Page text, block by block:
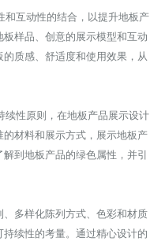
互动性的结合，以提升地板产
样品、创意的展示模型和互动
质感、舒适度和使用效果，从
性原则，在地板产品展示设计
材料和展示方式，展示地板产
到地板产品的绿色属性，并引
多样化陈列方式、色彩和材质
续性的考量。通过精心设计的